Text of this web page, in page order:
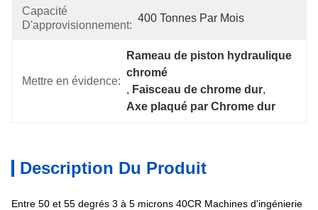
Capacité
D'approvisionnement:
400 Tonnes Par Mois
Mettre en évidence:
Rameau de piston hydraulique
chromé
, Faisceau de chrome dur,
Axe plaqué par Chrome dur
Description Du Produit
Entre 50 et 55 degrés 3 à 5 microns 40CR Machines d'ingénierie